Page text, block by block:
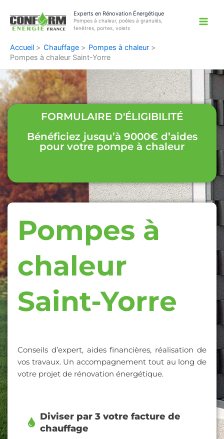
contenu
Experts en Rénovation Énergétique
Pompes à chaleur, poêles à granulés,
fenêtres, portes, volets
Accueil Chauffage
Pompes à chaleur
Pompes à chaleur Saint-Yorre
Pompes à
chaleur
Saint-Yorre
Conseils d’expert, aides financières, réalisation de
vos travaux. Un accompagnement tout au long de
votre projet de rénovation énergétique.
Diviser par 3 votre facture de
chauffage
FORMULAIRE D'ÉLIGIBILITÉ
Bénéficiez jusqu’à 9000€ d’aides
pour votre pompe à chaleur